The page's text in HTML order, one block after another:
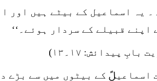
یہ اسماعیل کے بیٹے ہیں اور
اپنے قبیلے کے سردار ہوئے۔‘‘
بابِ پیدائش: ۱۷۔۱۳)
اسماعیلؑ کے بیٹوں میں سے بڑے